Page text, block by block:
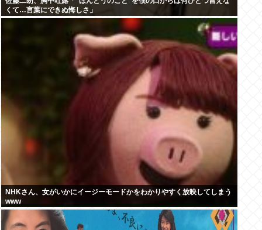
くて…言葉にできぬ悔しさ」
NHKさん、女がいかにイージーモードかをわかりやすく放映してしまう
www